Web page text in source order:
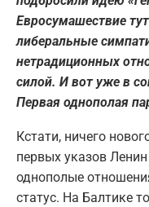
Евросумашествие
либеральные
нетрадиционных
силой. И вот уже в
Первая однополая
Кстати, ничего
первых указов
однополые
статус. На Балтике